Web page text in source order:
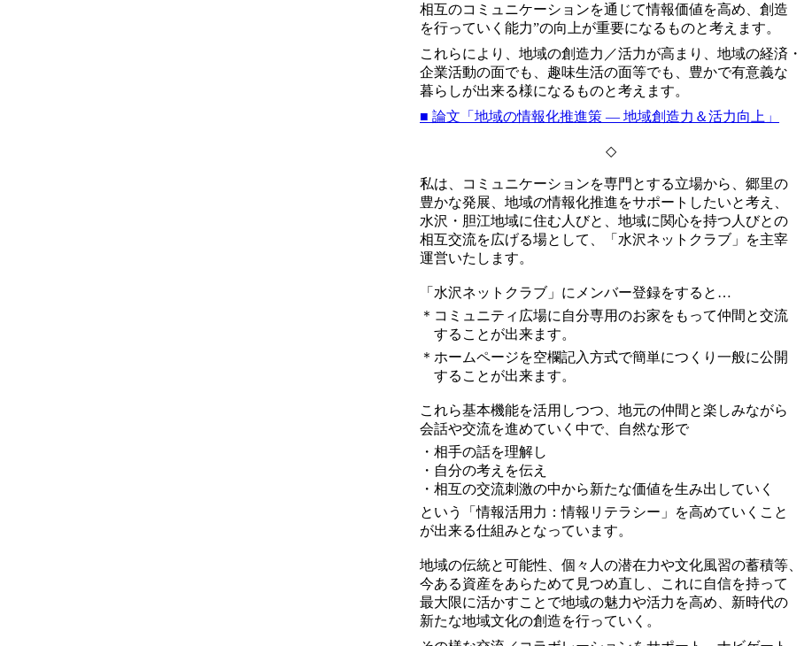
相互のコミュニケーションを通じて情報価値を高め、創造
を行っていく能力”の向上が重要になるものと考えます。
これらにより、地域の創造力／活力が高まり、地域の経済・
企業活動の面でも、趣味生活の面等でも、豊かで有意義な
暮らしが出来る様になるものと考えます。
■ 論文「地域の情報化推進策 ― 地域創造力＆活力向上」
◇
私は、コミュニケーションを専門とする立場から、郷里の
豊かな発展、地域の情報化推進をサポートしたいと考え、
水沢・胆江地域に住む人びと、地域に関心を持つ人びとの
相互交流を広げる場として、「水沢ネットクラブ」を主宰
運営いたします。
「水沢ネットクラブ」にメンバー登録をすると…
＊コミュニティ広場に自分専用のお家をもって仲間と交流
することが出来ます。
＊ホームページを空欄記入方式で簡単につくり一般に公開
することが出来ます。
これら基本機能を活用しつつ、地元の仲間と楽しみながら
会話や交流を進めていく中で、自然な形で
・相手の話を理解し
・自分の考えを伝え
・相互の交流刺激の中から新たな価値を生み出していく
という「情報活用力：情報リテラシー」を高めていくこと
が出来る仕組みとなっています。
地域の伝統と可能性、個々人の潜在力や文化風習の蓄積等、
今ある資産をあらためて見つめ直し、これに自信を持って
最大限に活かすことで地域の魅力や活力を高め、新時代の
新たな地域文化の創造を行っていく。